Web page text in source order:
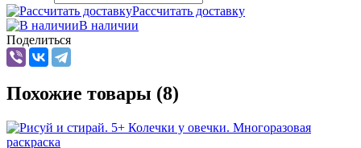
Рассчитать доставку
В наличии
Поделиться
Похожие товары (8)